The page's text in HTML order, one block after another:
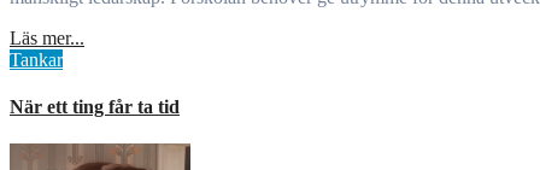
Läs mer...
Tankar
När ett ting får ta tid